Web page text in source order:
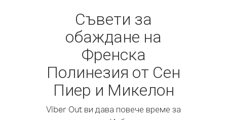
Съвети за
обаждане на
Френска
Полинезия от Сен
Пиер и Микелон
Viber Out ви дава повече време за